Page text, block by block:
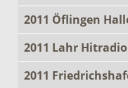
2011 Öflingen
2011 Lahr
2011